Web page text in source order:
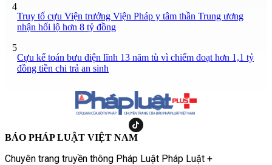
4
Truy tố cựu Viện trưởng Viện Pháp y tâm thần Trung ương
nhận hối lộ hơn 8 tỷ đồng
5
Cựu kế toán bưu điện lĩnh 13 năm tù vì chiếm đoạt hơn 1,1 tỷ
đồng tiền chi trả an sinh
BÁO PHÁP LUẬT VIỆT NAM
Chuyên trang truyền thông Pháp Luật Pháp Luật +